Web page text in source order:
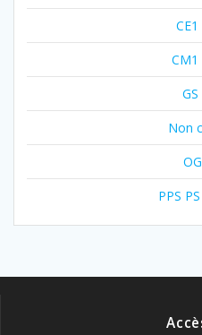
CE1
CM1
GS
Non
PPS